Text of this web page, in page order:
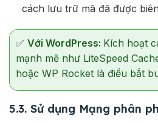
cách lưu trữ mã đã được
✅ Với WordPress: Kích hoạt
mạnh mẽ như LiteSpeed
hoặc WP Rocket là điều bắt
5.3. Sử dụng Mạng phân